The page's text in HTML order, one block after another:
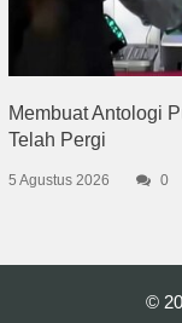
Membuat Antologi
Telah Pergi
5 Agustus 2026 0
©